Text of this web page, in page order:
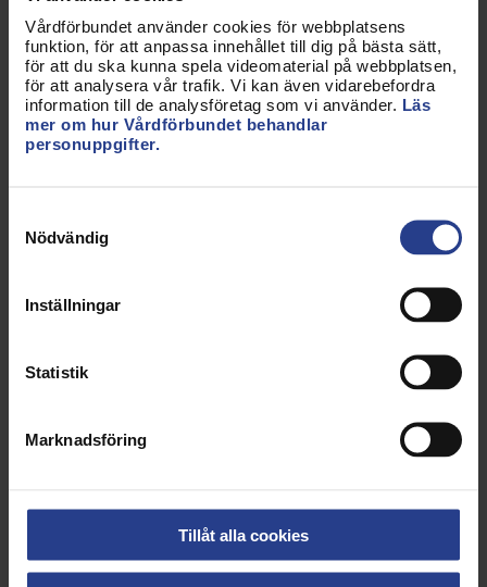
Vårdförbundet använder cookies för webbplatsens
funktion, för att anpassa innehållet till dig på bästa sätt,
för att du ska kunna spela videomaterial på webbplatsen,
för att analysera vår trafik. Vi kan även vidarebefordra
information till de analysföretag som vi använder. Läs
mer om hur Vårdförbundet behandlar
personuppgifter.
Nödvändig
Inställningar
Statistik
Marknadsföring
Tillåt alla cookies
internet har stor spridning och man kan aldrig
garantera för vilka syften de används.
Observera att förbundet tveksamhet enbart
handlar om att uppgifterna ska finnas på internet
och att det inte handlar om huruvida uppgifterna
legitimation genom kontakter med Socialstyrelsen.
tveksamt till att man utesluter uppgifter om
personer som har prövotid. Den som har prövotid är
fortfarande legitimerad och prövotid innebär inte
någon behörighetsinskränkning. Om man har
yrke tillfredställande.
specialistutbildning för sjuksköterskor enligt
högskoleförordningen bör finnas med i HOSP-
registret och att dessa uppgifter även ska framgå